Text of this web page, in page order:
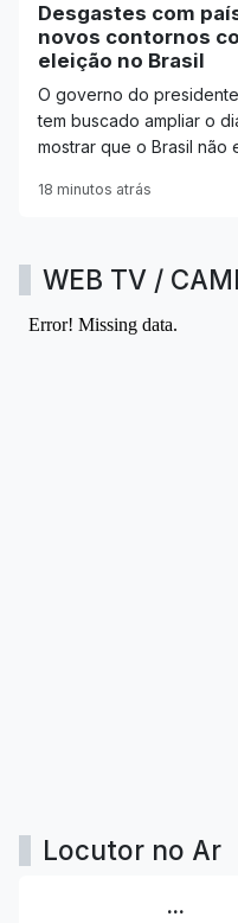
Desgastes com
novos contornos
eleição no Brasil
O governo do
tem buscado ampliar o
mostrar que o Brasil não
18 minutos atrás
WEB TV /
Locutor no Ar
...